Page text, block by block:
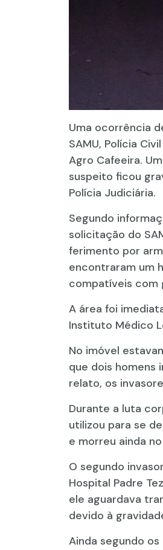
Uma ocorrência
SAMU, Polícia
Agro Cafeeira.
suspeito ficou
Polícia Judiciária.
Segundo
solicitação do
ferimento por
encontraram um
compatíveis com
A área foi
Instituto Médico
No imóvel
que dois homens
relato, os
Durante a luta
utilizou para se
e morreu ainda
O segundo
Hospital Padre
ele aguardava
devido à
Ainda segundo